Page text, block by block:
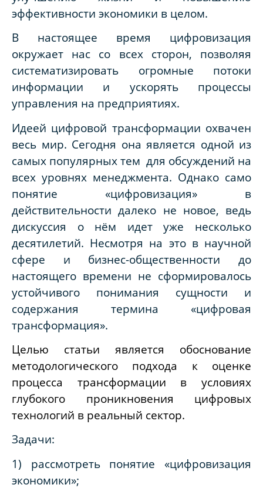
эффективности экономики в целом.
В настоящее время цифровизация
окружает нас со всех сторон, позволяя
систематизировать огромные потоки
информации и ускорять процессы
управления на предприятиях.
Идеей цифровой трансформации охвачен
весь мир. Сегодня она является одной из
самых популярных тем для обсуждений на
всех уровнях менеджмента. Однако само
понятие «цифровизация» в
действительности далеко не новое, ведь
дискуссия о нём идет уже несколько
десятилетий. Несмотря на это в научной
сфере и бизнес-общественности до
настоящего времени не сформировалось
устойчивого понимания сущности и
содержания термина «цифровая
трансформация».
Целью статьи является обоснование
методологического подхода к оценке
процесса трансформации в условиях
глубокого проникновения цифровых
технологий в реальный сектор.
Задачи:
1) рассмотреть понятие «цифровизация
экономики»;